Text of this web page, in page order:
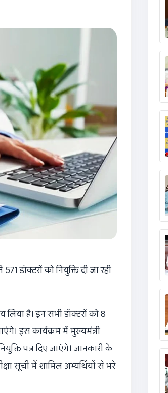
डॉक्टरों को नियुक्ति दी जा रही
लिया है। इन सभी डॉक्टरों को 8
इस कार्यक्रम में मुख्यमंत्री
पत्र दिए जाएंगे। जानकारी के
सूची में शामिल अभ्यर्थियों से भरे